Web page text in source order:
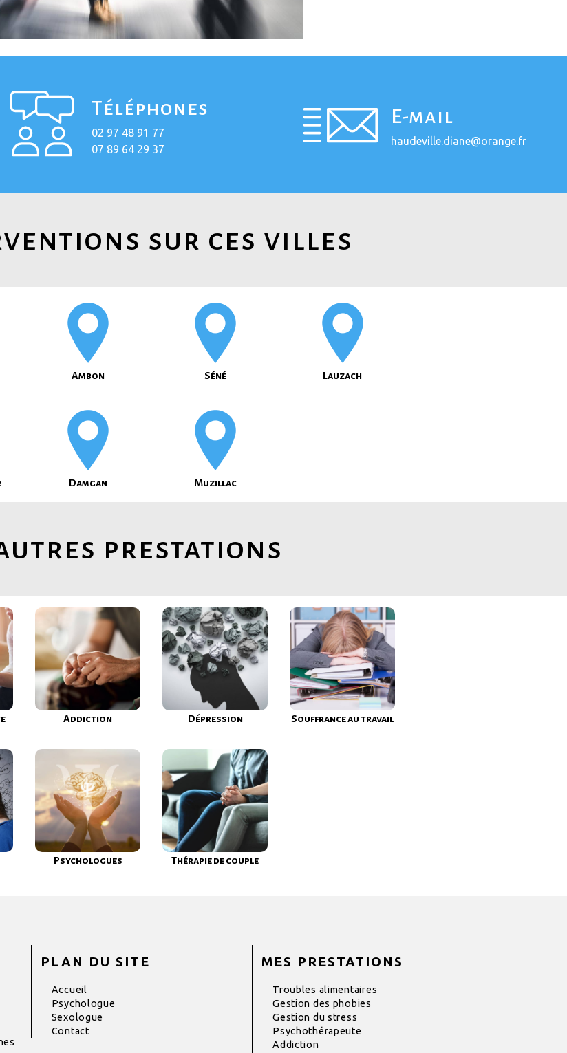
Téléphones
02 97 48 91 77
07 89 64 29 37
E-mail
haudeville.diane@orange.fr
sur ces villes
Ambon Séné Lauzach
Damgan Muzillac
prestations
Addiction Dépression Souffrance au travail
Psychologues Thérapie de couple
PLAN DU SITE
Accueil
Psychologue
Sexologue
Contact
MES PRESTATIONS
Troubles alimentaires
Gestion des phobies
Gestion du stress
Psychothérapeute
Addiction